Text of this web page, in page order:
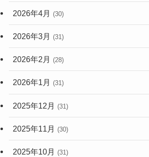
2026年4月 (30)
2026年3月 (31)
2026年2月 (28)
2026年1月 (31)
2025年12月 (31)
2025年11月 (30)
2025年10月 (31)